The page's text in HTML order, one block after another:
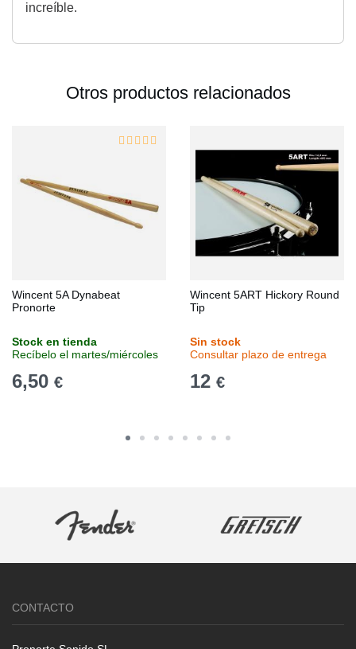
increíble.
Otros productos relacionados
Wincent 5A Dynabeat
Pronorte
Stock en tienda
Recíbelo el martes/miércoles
6,50 €
Wincent 5ART Hickory Round
Tip
Sin stock
Consultar plazo de entrega
12 €
CONTACTO